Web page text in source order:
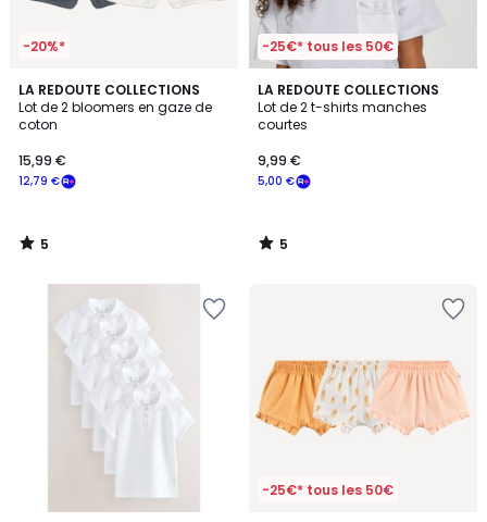
-20%*
LA REDOUTE COLLECTIONS
Lot de 2 bloomers en gaze de
coton
12,79 €
15,99 €
5
/
5
5
/
-25€* tous les 50€
LA REDOUTE COLLECTIONS
Lot de 2 t-shirts manches
courtes
5,00 €
9,99 €
5
/
5
5
/
-25€* tous les 50€